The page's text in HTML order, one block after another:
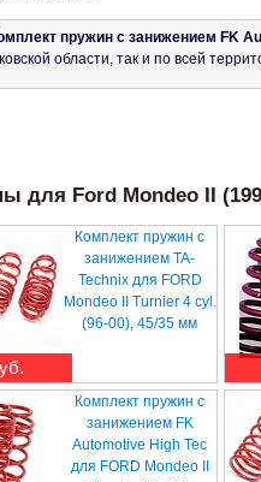
пружин с занижением FK
области, так и по всей
для Ford Mondeo II
Комплект пружин с
занижением TA-
Technix для FORD
Mondeo II Turnier 4 cyl.
(96-00), 45/35 мм
Комплект пружин с
занижением FK
Automotive High Tec
для FORD Mondeo II